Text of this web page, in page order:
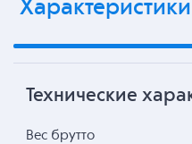
Характеристики
Технические
Вес брутто